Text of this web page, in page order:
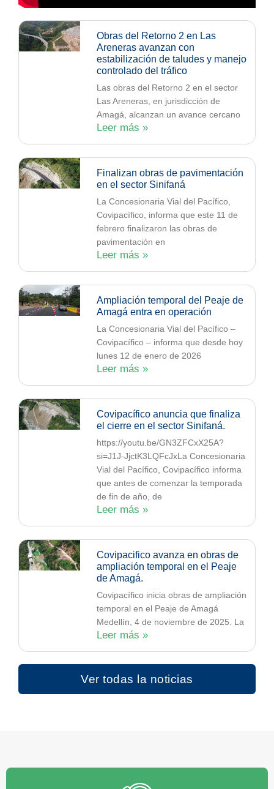
Obras del Retorno 2 en Las
Areneras avanzan con
estabilización de taludes y manejo
controlado del tráfico
Las obras del Retorno 2 en el sector
Las Areneras, en jurisdicción de
Amagá, alcanzan un avance cercano
Leer más »
Finalizan obras de pavimentación
en el sector Sinifaná
La Concesionaria Vial del Pacífico,
Covipacífico, informa que este 11 de
febrero finalizaron las obras de
pavimentación en
Leer más »
Ampliación temporal del Peaje de
Amagá entra en operación
La Concesionaria Vial del Pacífico –
Covipacífico – informa que desde hoy
lunes 12 de enero de 2026
Leer más »
Covipacífico anuncia que finaliza
el cierre en el sector Sinifaná.
https://youtu.be/GN3ZFCxX25A?
si=J1J-JjctK3LQFcJxLa Concesionaria
Vial del Pacífico, Covipacífico informa
que antes de comenzar la temporada
de fin de año, de
Leer más »
Covipacifico avanza en obras de
ampliación temporal en el Peaje
de Amagá.
Covipacífico inicia obras de ampliación
temporal en el Peaje de Amagá
Medellín, 4 de noviembre de 2025. La
Leer más »
Ver todas la noticias